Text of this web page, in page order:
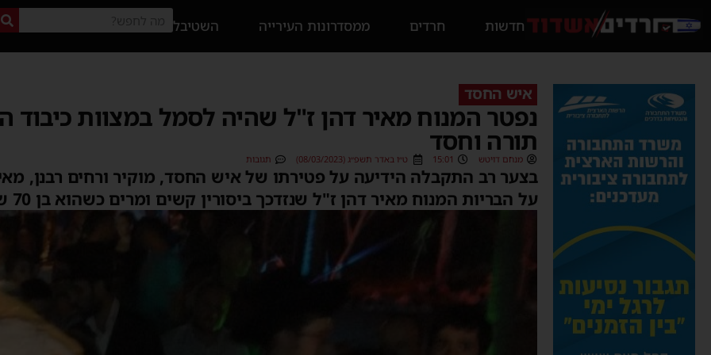
חדשות חרדים ממסדרונות העירייה השטיבל
איש החסד
נפטר המנוח מאיר דהן ז"ל שהיה לסמל במצוות כיבוד
תורה וחסד
מנחם דויטש 15:01 ט״ו באדר תשפ״ג (08/03/2023) תגובות
בצער רב התקבלה הידיעה על פטירתו של איש החסד, מוקיר ורחים רבנן,
על הבריות המנוח מאיר דהן ז"ל שנזדכך ביסורין קשים ומרים כשהוא בן 70 שנה